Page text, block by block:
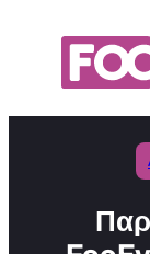
περιεχόμενο